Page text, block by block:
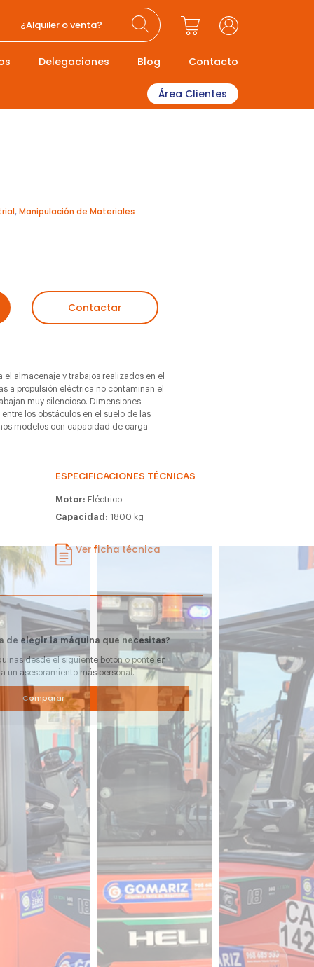
¿Alquiler o venta?
Delegaciones Blog Contacto
Área Clientes
,Manipulación de Materiales
Contactar
el almacenaje y trabajos realizados en el
a propulsión eléctrica no contaminan el
muy silencioso. Dimensiones
los obstáculos en el suelo de las
modelos con capacidad de carga
ESPECIFICACIONES TÉCNICAS
Motor: Eléctrico
Capacidad: 1800 kg
Ver ficha técnica
de elegir la máquina que necesitas?
desde el siguiente botón o ponte en
un asesoramiento más personal.
Comparar